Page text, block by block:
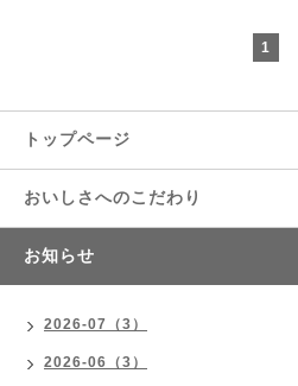
1
トップページ
おいしさへのこだわり
お知らせ
2026-07（3）
2026-06（3）